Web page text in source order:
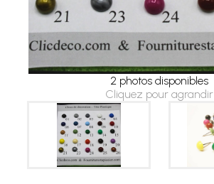
2 photos disponibles
Cliquez pour agrandir